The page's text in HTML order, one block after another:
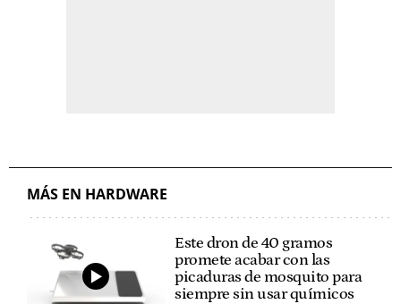
MÁS EN HARDWARE
Este dron de 40 gramos
promete acabar con las
picaduras de mosquito para
siempre sin usar químicos